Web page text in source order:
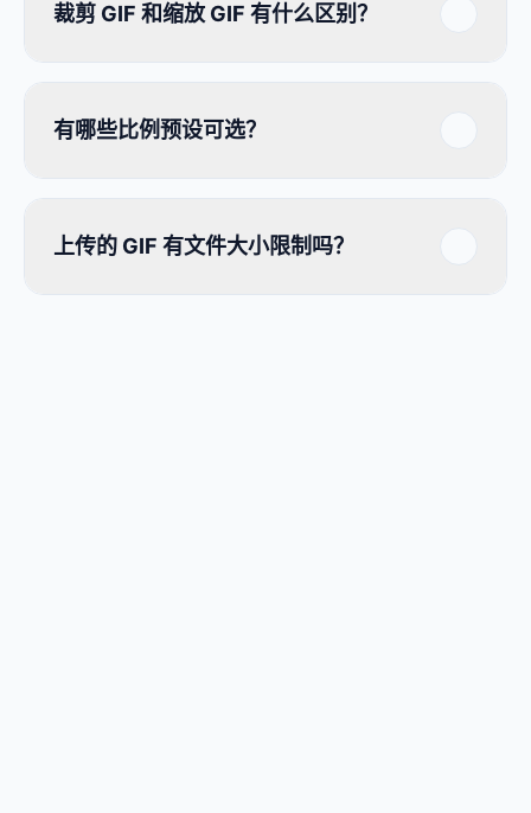
裁剪 GIF 和缩放 GIF 有什么区别？
有哪些比例预设可选？
上传的 GIF 有文件大小限制吗？